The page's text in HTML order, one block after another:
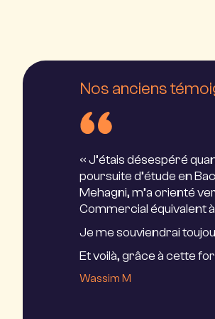
Nos anciens
« J’étais désespéré
poursuite d’étude en
Mehagni, m’a orienté
Commercial équivalent
Je me souviendrai
Et voilà, grâce à cette
explications détaillées,
Bachelor « Vente et
Wassim M